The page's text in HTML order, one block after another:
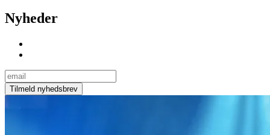
Nyheder